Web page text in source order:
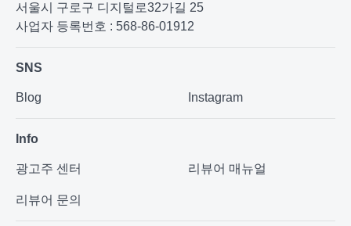
서울시 구로구 디지털로32가길 25
사업자 등록번호 : 568-86-01912
SNS
Blog Instagram
Info
광고주 센터 리뷰어 매뉴얼
리뷰어 문의